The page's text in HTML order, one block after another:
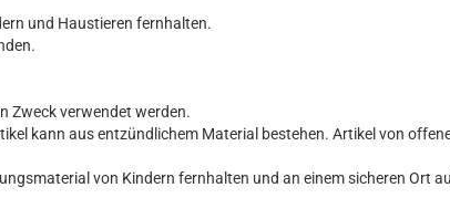
und Haustieren fernhalten.
Zweck verwendet werden.
kann aus entzündlichem Material bestehen. Artikel von
von Kindern fernhalten und an einem sicheren Ort